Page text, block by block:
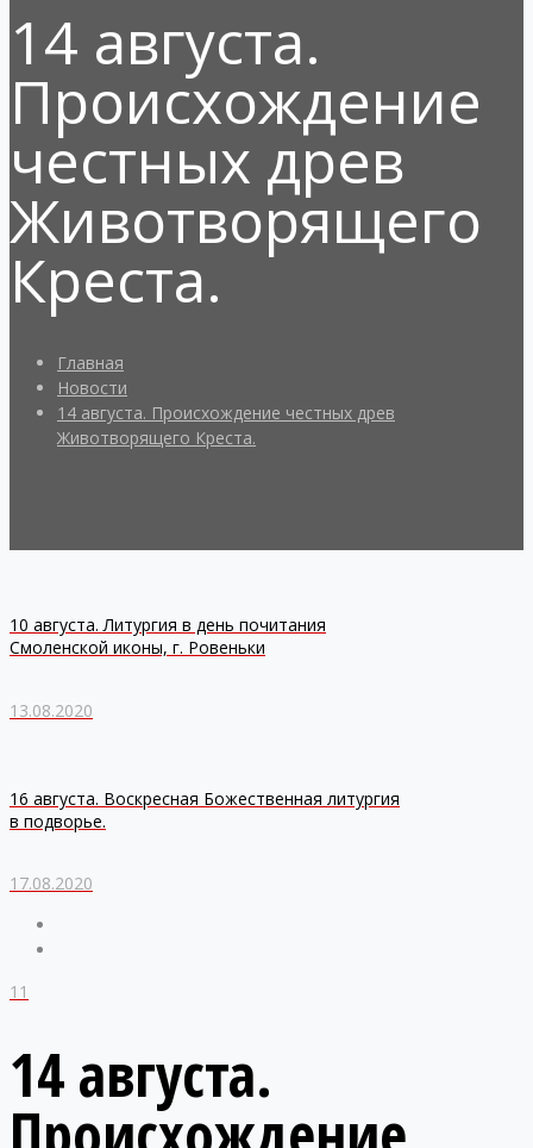
14 августа.
Происхождение
честных древ
Животворящего
Креста.
Главная
Новости
14 августа. Происхождение честных древ
Животворящего Креста.
10 августа. Литургия в день почитания
Смоленской иконы, г. Ровеньки
13.08.2020
16 августа. Воскресная Божественная литургия
в подворье.
17.08.2020
11
14 августа.